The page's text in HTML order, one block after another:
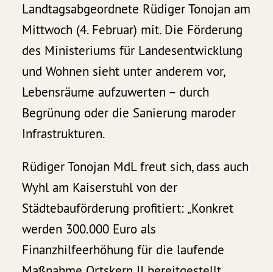
Landtagsabgeordnete Rüdiger Tonojan am
Mittwoch (4. Februar) mit. Die Förderung
des Ministeriums für Landesentwicklung
und Wohnen sieht unter anderem vor,
Lebensräume aufzuwerten – durch
Begrünung oder die Sanierung maroder
Infrastrukturen.
Rüdiger Tonojan MdL freut sich, dass auch
Wyhl am Kaiserstuhl von der
Städtebauförderung profitiert: „Konkret
werden 300.000 Euro als
Finanzhilfeerhöhung für die laufende